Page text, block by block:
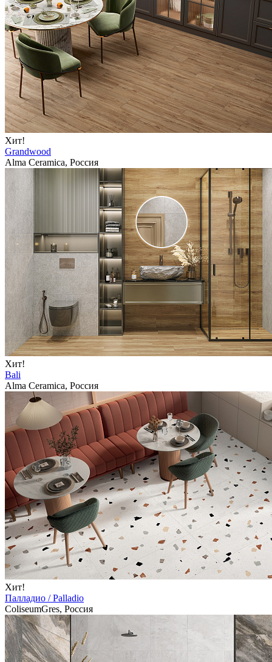
Хит!
Grandwood
Alma Ceramica, Россия
Хит!
Bali
Alma Ceramica, Россия
Хит!
Палладио / Palladio
ColiseumGres, Россия